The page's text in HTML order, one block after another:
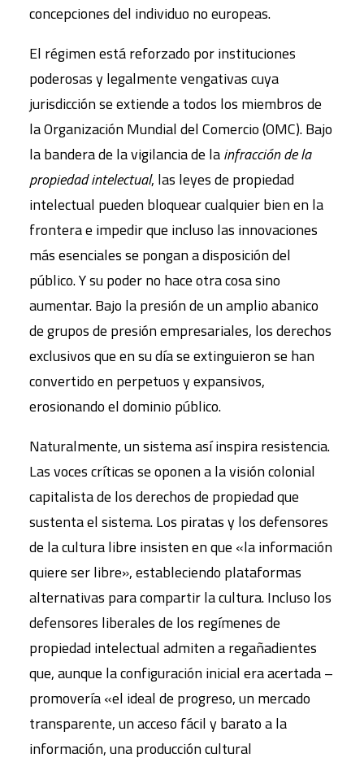
concepciones del individuo no europeas.
El régimen está reforzado por instituciones
poderosas y legalmente vengativas cuya
jurisdicción se extiende a todos los miembros de
la Organización Mundial del Comercio (OMC). Bajo
la bandera de la vigilancia de lainfracción de la
propiedad intelectual, las leyes de propiedad
intelectual pueden bloquear cualquier bien en la
frontera e impedir que incluso las innovaciones
más esenciales se pongan a disposición del
público. Y su poder no hace otra cosa sino
aumentar. Bajo la presión de un amplio abanico
de grupos de presión empresariales, los derechos
exclusivos que en su día se extinguieron se han
convertido en perpetuos y expansivos,
erosionando el dominio público.
Naturalmente, un sistema así inspira resistencia.
Las voces críticas se oponen a la visión colonial
capitalista de los derechos de propiedad que
sustenta el sistema. Los piratas y los defensores
de la cultura libre insisten en que «la información
quiere ser libre», estableciendo plataformas
alternativas para compartir la cultura. Incluso los
defensores liberales de los regímenes de
propiedad intelectual admiten a regañadientes
que, aunque la configuración inicial era acertada –
promovería «el ideal de progreso, un mercado
transparente, un acceso fácil y barato a la
información, una producción cultural